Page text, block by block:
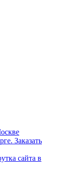
Заказать
сайта в